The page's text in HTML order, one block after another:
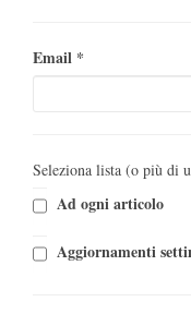
Email *
Seleziona lista (o più di
Ad ogni articolo
Aggiornamenti